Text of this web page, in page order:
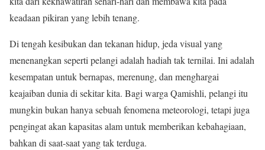
keadaan pikiran yang lebih tenang.
Di tengah kesibukan dan tekanan hidup, jeda visual yang
menenangkan seperti pelangi adalah hadiah tak ternilai. Ini adalah
kesempatan untuk bernapas, merenung, dan menghargai
keajaiban dunia di sekitar kita. Bagi warga Qamishli, pelangi itu
mungkin bukan hanya sebuah fenomena meteorologi, tetapi juga
pengingat akan kapasitas alam untuk memberikan kebahagiaan,
bahkan di saat-saat yang tak terduga.